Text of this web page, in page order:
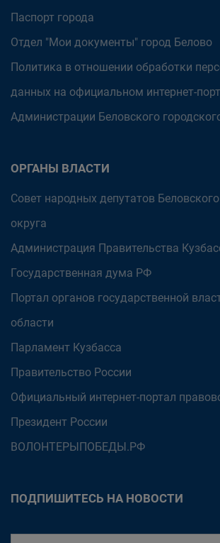
Паспорт города
Отдел "Мои документы" город Белово
Политика в отношении обработки
данных на официальном интернет-
Администрации Беловского
ОРГАНЫ ВЛАСТИ
Совет народных депутатов
округа
Администрация Правительства
Государственная дума РФ
Портал органов государственной
области
Парламент Кузбасса
Правительство России
Официальный интернет-портал
Президент России
ВОЛОНТЕРЫПОБЕДЫ.РФ
ПОДПИШИТЕСЬ НА НОВОСТИ